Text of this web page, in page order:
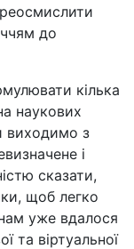
до
кілька
наукових
виходимо з
і
сказати,
щоб легко
уже вдалося
та віртуальної